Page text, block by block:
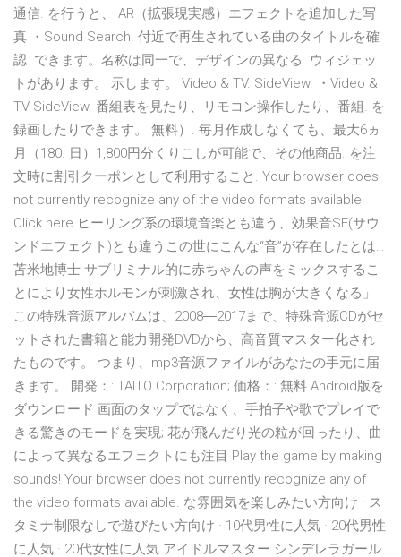
通信. を行うと、 AR（拡張現実感）エフェクトを追加した写
真 ・Sound Search. 付近で再生されている曲のタイトルを確
認. できます。名称は同一で、デザインの異なる. ウィジェッ
トがあります。 示します。 Video & TV. SideView. ・Video &
TV SideView. 番組表を見たり、リモコン操作したり、番組. を
録画したりできます。 無料）. 毎月作成しなくても、最大6ヵ
月（180. 日）1,800円分くりこしが可能で、その他商品. を注
文時に割引クーポンとして利用すること. Your browser does
not currently recognize any of the video formats available.
Click here ヒーリング系の環境音楽とも違う、効果音SE(サウ
ンドエフェクト)とも違うこの世にこんな“音”が存在したとは…
苫米地博士 サブリミナル的に赤ちゃんの声をミックスするこ
とにより女性ホルモンが刺激され、女性は胸が大きくなる」
この特殊音源アルバムは、2008―2017まで、特殊音源CDがセ
ットされた書籍と能力開発DVDから、高音質マスター化され
たものです。 つまり、mp3音源ファイルがあなたの手元に届
きます。 開発：: TAITO Corporation; 価格：: 無料 Android版を
ダウンロード 画面のタップではなく、手拍子や歌でプレイで
きる驚きのモードを実現; 花が飛んだり光の粒が回ったり、曲
によって異なるエフェクトにも注目 Play the game by making
sounds! Your browser does not currently recognize any of
the video formats available. な雰囲気を楽しみたい方向け · ス
タミナ制限なしで遊びたい方向け · 10代男性に人気 · 20代男性
に人気 · 20代女性に人気 アイドルマスター シンデレラガール